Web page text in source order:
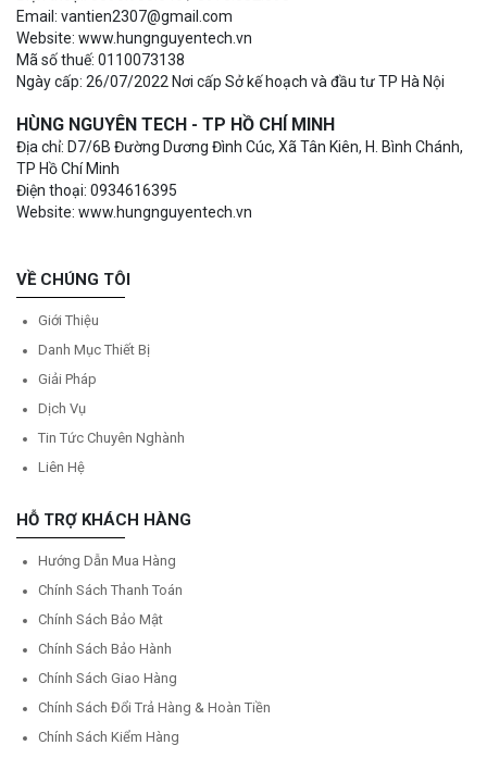
Email: vantien2307@gmail.com
Website: www.hungnguyentech.vn
Mã số thuế: 0110073138
Ngày cấp: 26/07/2022 Nơi cấp Sở kế hoạch và đầu tư TP Hà Nội
HÙNG NGUYÊN TECH - TP HỒ CHÍ MINH
Địa chỉ: D7/6B Đường Dương Đình Cúc, Xã Tân Kiên, H. Bình Chánh,
TP Hồ Chí Minh
Điện thoại: 0934616395
Website: www.hungnguyentech.vn
VỀ CHÚNG TÔI
Giới Thiệu
Danh Mục Thiết Bị
Giải Pháp
Dịch Vụ
Tin Tức Chuyên Nghành
Liên Hệ
HỖ TRỢ KHÁCH HÀNG
Hướng Dẫn Mua Hàng
Chính Sách Thanh Toán
Chính Sách Bảo Mật
Chính Sách Bảo Hành
Chính Sách Giao Hàng
Chính Sách Đổi Trả Hàng & Hoàn Tiền
Chính Sách Kiểm Hàng